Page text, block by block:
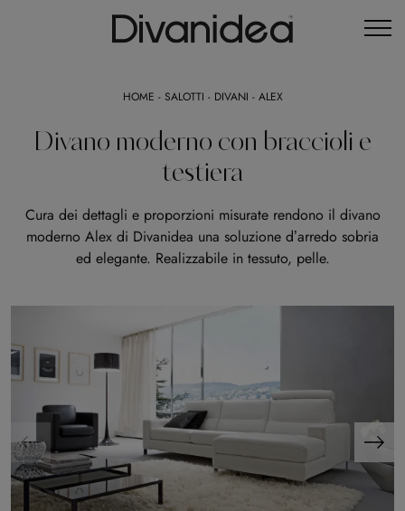
HOME - SALOTTI - DIVANI - ALEX
Divano moderno con braccioli e
testiera
Cura dei dettagli e proporzioni misurate rendono il divano
moderno Alex di Divanidea una soluzione d’arredo sobria
ed elegante. Realizzabile in tessuto, pelle.